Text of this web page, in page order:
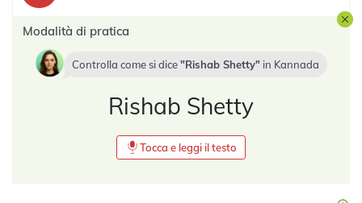
Modalità di pratica
Controlla come si dice Rishab Shetty in Kannada
Rishab Shetty
Tocca e leggi il testo